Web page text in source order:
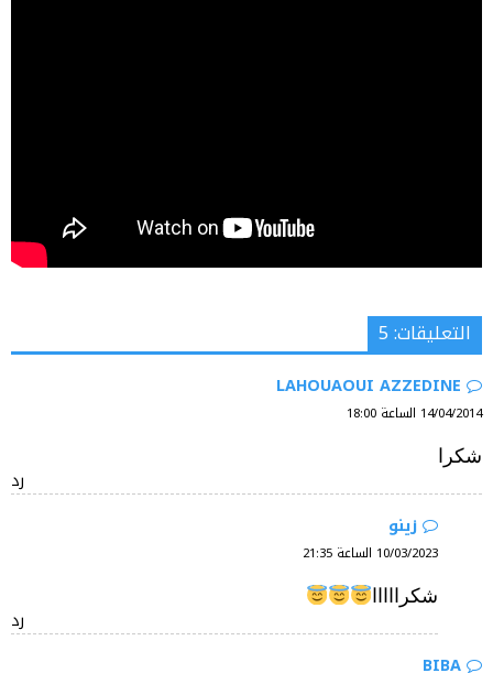
التعليقات: 5
14/04/2014 الساعة 18:00
شكرا
رد
زينو
10/03/2023 الساعة 21:35
شكرااااا
رد